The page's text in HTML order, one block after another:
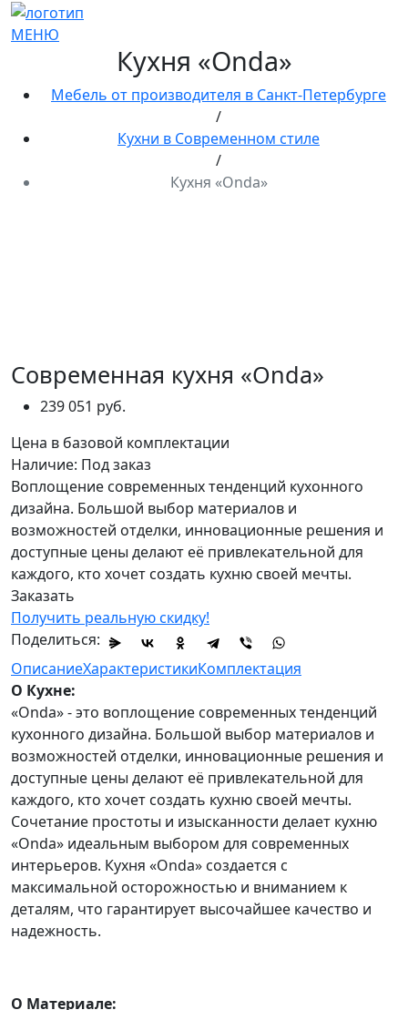
МЕНЮ
Кухня «Onda»
Мебель от производителя в Санкт-Петербурге
/
Кухни в Современном стиле
/
Кухня «Onda»
Современная кухня «Onda»
239 051 руб.
Цена в базовой комплектации
Наличие: Под заказ
Воплощение современных тенденций кухонного
дизайна. Большой выбор материалов и
возможностей отделки, инновационные решения и
доступные цены делают её привлекательной для
каждого, кто хочет создать кухню своей мечты.
Заказать
Получить реальную скидку!
Поделиться:
ОписаниеХарактеристикиКомплектация
О Кухне:
«Onda» - это воплощение современных тенденций
кухонного дизайна. Большой выбор материалов и
возможностей отделки, инновационные решения и
доступные цены делают её привлекательной для
каждого, кто хочет создать кухню своей мечты.
Сочетание простоты и изысканности делает кухню
«Onda» идеальным выбором для современных
интерьеров. Кухня «Onda» создается с
максимальной осторожностью и вниманием к
деталям, что гарантирует высочайшее качество и
надежность.
О Материале: